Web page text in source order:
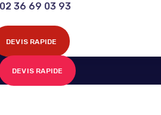
02 36 69 03 93
DEVIS RAPIDE
DEVIS RAPIDE